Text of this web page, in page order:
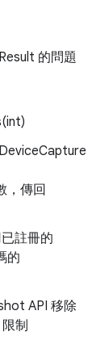
的問題
，傳回
註冊的
的
API 移除
制